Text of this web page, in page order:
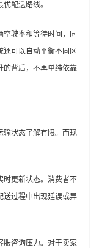
配送路线。
驶率和等待时间，同
还可以自动平衡不同区
的背后，不再单纯依靠
输状态了解有限。而现
时更新状态。消费者不
送过程中出现延误或异
服咨询压力。对于卖家